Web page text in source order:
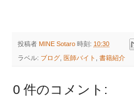
投稿者 MINE Sotaro 時刻: 10:30
ラベル: ブログ 医師バイト 書籍紹介
0 件のコメント: